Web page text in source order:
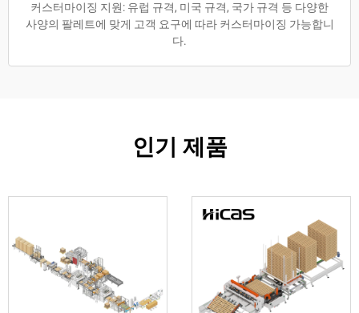
커스터마이징 지원: 유럽 규격, 미국 규격, 국가 규격 등 다양한
사양의 팔레트에 맞게 고객 요구에 따라 커스터마이징 가능합니
다.
인기 제품